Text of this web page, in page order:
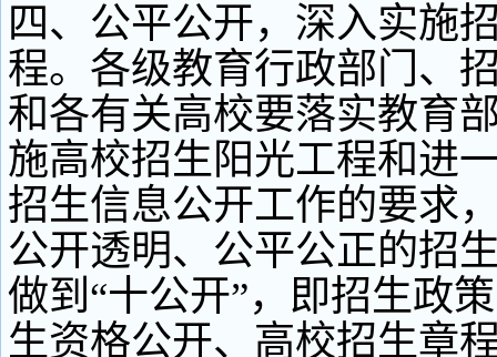
四、公平公开，深入实施
程。各级教育行政部门、
和各有关高校要落实教育
施高校招生阳光工程和进
招生信息公开工作的要求
公开透明、公平公正的招
做到“十公开”，即招生政
生资格公开、高校招生章